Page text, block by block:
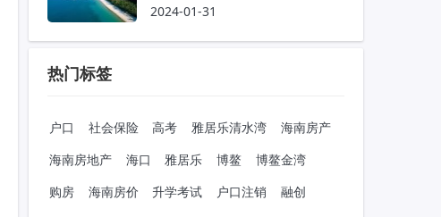
2024-01-31
热门标签
户口 社会保险 高考 雅居乐清水湾
海南房产
海南房地产
海口 雅居乐 博鳌
博鳌金湾
购房
海南房价 升学考试 户口注销
融创